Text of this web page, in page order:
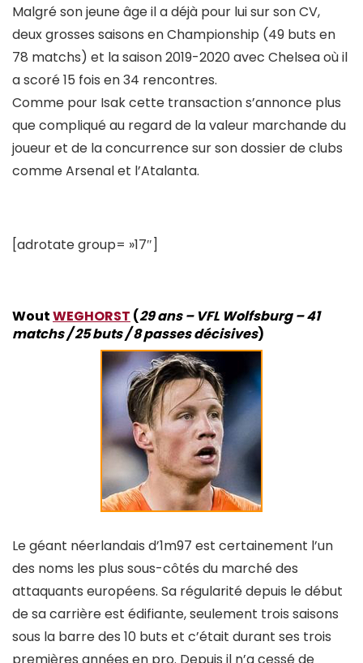
Malgré son jeune âge il a déjà pour lui sur son CV,
deux grosses saisons en Championship (49 buts en
78 matchs) et la saison 2019-2020 avec Chelsea où il
a scoré 15 fois en 34 rencontres.
Comme pour Isak cette transaction s’annonce plus
que compliqué au regard de la valeur marchande du
joueur et de la concurrence sur son dossier de clubs
comme Arsenal et l’Atalanta.
[adrotate group= »17″]
WoutWEGHORST (29 ans – VFL Wolfsburg – 41
matchs / 25 buts / 8 passes décisives)
Le géant néerlandais d’1m97 est certainement l’un
des noms les plus sous-côtés du marché des
attaquants européens. Sa régularité depuis le début
de sa carrière est édifiante, seulement trois saisons
sous la barre des 10 buts et c’était durant ses trois